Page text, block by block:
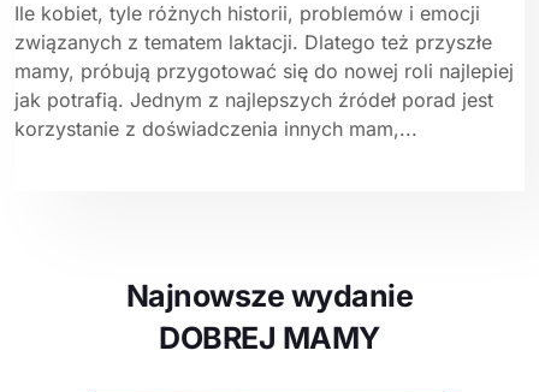
Ile kobiet, tyle różnych historii, problemów i emocji
związanych z tematem laktacji. Dlatego też przyszłe
mamy, próbują przygotować się do nowej roli najlepiej
jak potrafią. Jednym z najlepszych źródeł porad jest
korzystanie z doświadczenia innych mam,...
Najnowsze wydanie
DOBREJ MAMY